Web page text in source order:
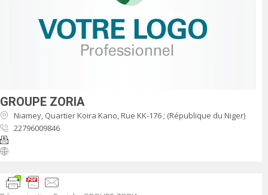
GROUPE ZORIA
Niamey, Quartier Koira Kano, Rue KK-176 ; (République du Niger)
22796009846